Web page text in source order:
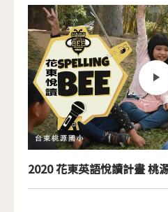
2020 花東英語悅讀計畫 桃